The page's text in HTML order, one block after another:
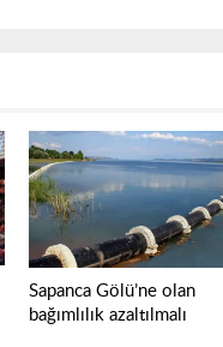
Sapanca Gölü’ne olan
bağımlılık azaltılmalı